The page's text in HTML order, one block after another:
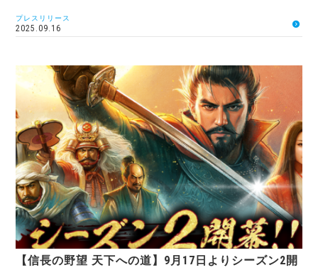
プレスリリース
2025.09.16
【信長の野望 天下への道】9月17日よりシーズン2開